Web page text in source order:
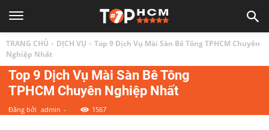
1
HCM
TRANG CHỦ DỊCH VỤ
Top 9 Dịch Vụ Mài Sàn Bê Tông TPHCM Chuyên
Nghiệp Nhất
Top 9 Dịch Vụ Mài Sàn Bê Tông
TPHCM Chuyên Nghiệp Nhất
Đăng bởi admin - 1567